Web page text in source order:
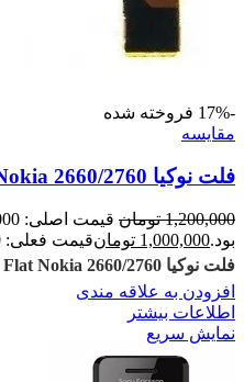
-17%
فروخته شده
مقايسه
فلت نوکیا Flat Nokia 2660/2760
1,200,000 تومان
بود.1,000,000 تومانقیمت فعلی: 1,000,000 تومان.
فلت نوکیا Flat Nokia 2660/2760
افزودن به علاقه مندی
اطلاعات بیشتر
نمایش سریع